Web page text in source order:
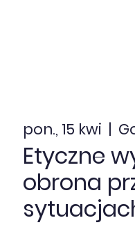
pon., 15 kwi
  |
Etyczne
obrona